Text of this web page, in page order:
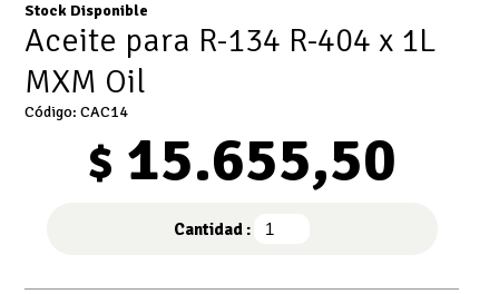
Stock Disponible
Aceite para R-134 R-404 x 1L
MXM Oil
Código: CAC14
$ 15.655,50
Cantidad :